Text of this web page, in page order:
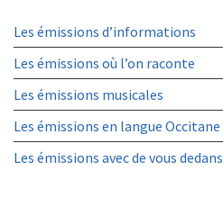
Les émissions d’informations
Les émissions où l’on raconte
Les émissions musicales
Les émissions en langue Occitane
Les émissions avec de vous dedans